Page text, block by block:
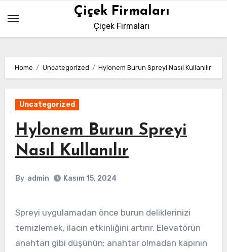
content
Çiçek Firmaları
Çiçek Firmaları
Home Uncategorized Hylonem Burun Spreyi Nasıl Kullanılır
Uncategorized
Hylonem Burun Spreyi
Nasıl Kullanılır
By admin Kasım 15, 2024
Spreyi uygulamadan önce burun deliklerinizi
temizlemek, ilacın etkinliğini artırır. Elevatörün
anahtarı gibi düşünün; anahtar olmadan kapının